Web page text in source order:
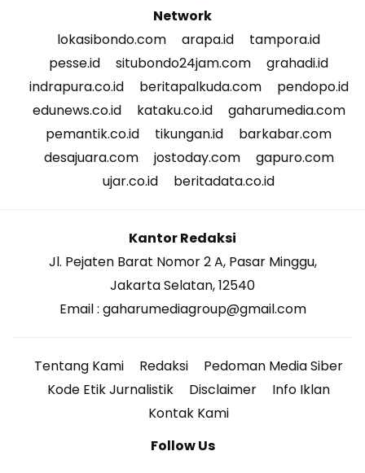
Network
lokasibondo.com
arapa.id
tampora.id
pesse.id
situbondo24jam.com
grahadi.id
indrapura.co.id
beritapalkuda.com
pendopo.id
edunews.co.id
kataku.co.id
gaharumedia.com
pemantik.co.id
tikungan.id
barkabar.com
desajuara.com
jostoday.com
gapuro.com
ujar.co.id
beritadata.co.id
Kantor Redaksi
Jl. Pejaten Barat Nomor 2 A, Pasar Minggu,
Jakarta Selatan, 12540
Email : gaharumediagroup@gmail.com
Tentang Kami Redaksi
Pedoman Media Siber
Kode Etik Jurnalistik
Disclaimer
Info Iklan
Kontak Kami
Follow Us